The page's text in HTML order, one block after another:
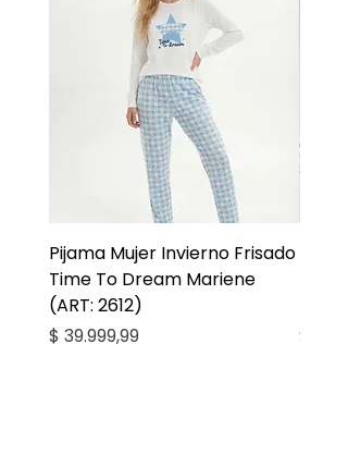
Pijama Mujer Invierno Frisado
Time To Dream Mariene
(ART: 2612)
Precio
$ 39.999,99
Precio
$